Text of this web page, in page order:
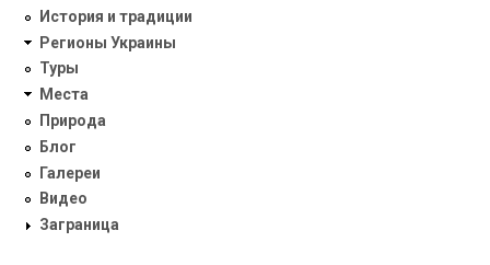
История и традиции
Регионы Украины
Туры
Места
Природа
Блог
Галереи
Видео
Заграница